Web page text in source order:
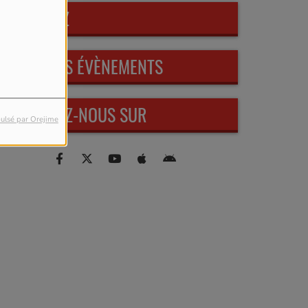
par Orejime
PARTICIPEZ
PROCHAINS ÉVÈNEMENTS
NOUS SUR